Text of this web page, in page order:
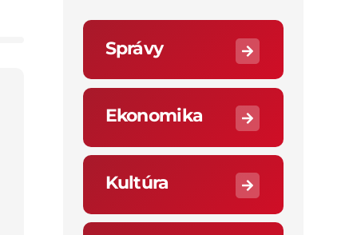
Správy
Ekonomika
Kultúra